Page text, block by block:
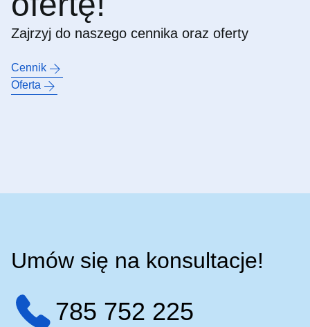
Zajrzyj do naszego cennika oraz oferty
Cennik
Oferta
Umów się na konsultacje!
785 752 225